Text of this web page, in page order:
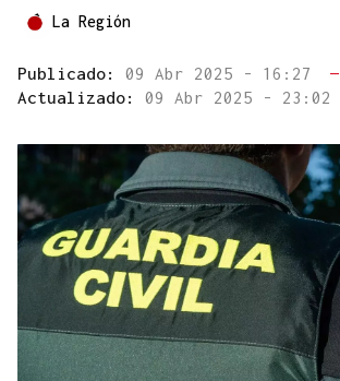
La Región
Publicado: 09 Abr 2025 - 16:27
—
Actualizado: 09 Abr 2025 - 23:02